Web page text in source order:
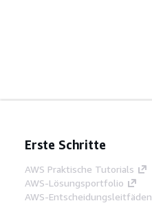
Erste Schritte
AWS Praktische Tutorials
AWS-Lösungsportfolio
AWS-Entscheidungsleitfäden